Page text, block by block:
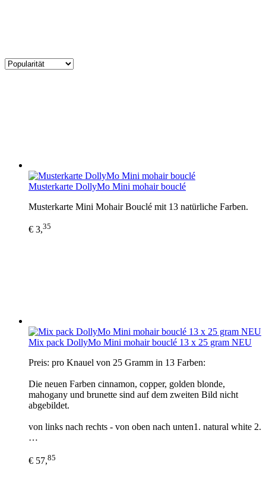
Musterkarte DollyMo Mini mohair bouclé
Musterkarte Mini Mohair Bouclé mit 13 natürliche Farben.
€ 3,35
Mix pack DollyMo Mini mohair bouclé 13 x 25 gram NEU
Preis: pro Knauel von 25 Gramm in 13 Farben:
Die neuen Farben cinnamon, copper, golden blonde,
mahogany und brunette sind auf dem zweiten Bild nicht
abgebildet.
von links nach rechts - von oben nach unten1. natural white 2.
…
€ 57,85